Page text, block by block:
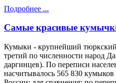
Подробнее ...
Самые красивые
Кумыки - крупнейший тюркский
третий по численности народ
даргинцев). По переписи
насчитывалось 565 830 кумыков